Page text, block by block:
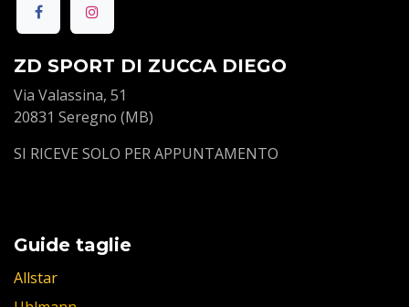
ZD SPORT DI ZUCCA DIEGO
Via Valassina, 51
20831 Seregno (MB)
SI RICEVE SOLO PER APPUNTAMENTO
Guide taglie
Allstar